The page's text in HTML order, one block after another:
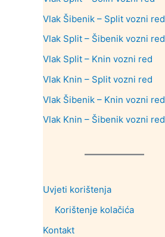
Vlak Šibenik – Split vozni red
Vlak Split – Šibenik vozni red
Vlak Split – Knin vozni red
Vlak Knin – Split vozni red
Vlak Šibenik – Knin vozni red
Vlak Knin – Šibenik vozni red
Uvjeti korištenja
Korištenje kolačića
Kontakt